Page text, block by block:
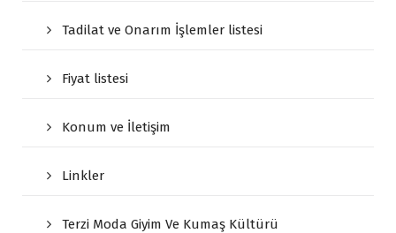
Tadilat ve Onarım İşlemler listesi
Fiyat listesi
Konum ve İletişim
Linkler
Terzi Moda Giyim Ve Kumaş Kültürü